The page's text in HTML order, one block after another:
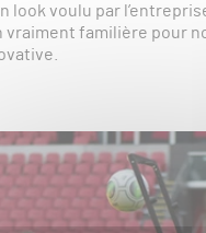
look voulu par
vraiment familière pour